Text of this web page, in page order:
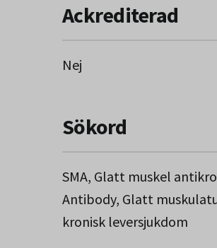
Ackrediterad
Nej
Sökord
SMA, Glatt muskel
Antibody, Glatt
kronisk leversjukdom